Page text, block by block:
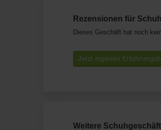
Rezensionen für
Dieses Geschäft hat noch
Jetzt eigenen
Weitere